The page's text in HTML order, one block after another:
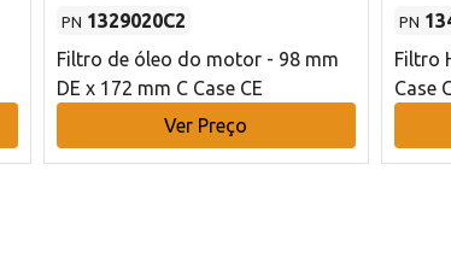
PN 1329020C2
Filtro de óleo do motor - 98 mm
DE x 172 mm C Case CE
Ver Preço
PN
Filtro
Case